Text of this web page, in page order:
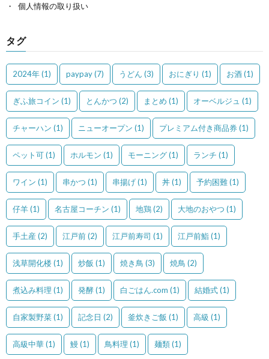
個人情報の取り扱い
タグ
2024年(1) paypay(7) うどん (3) おにぎり (1) お酒(1)
ぎふ旅コイン (1) とんかつ (2) まとめ (1) オーベルジュ (1)
チャーハン (1) ニューオープン (1) プレミアム付き商品券(1)
ペット可(1) ホルモン (1) モーニング(1) ランチ (1)
ワイン (1) 串かつ (1) 串揚げ(1) 丼(1) 予約困難(1)
仔羊(1) 名古屋コーチン (1) 地鶏(2) 大地のおやつ (1)
手土産 (2) 江戸前(2) 江戸前寿司 (1) 江戸前鮨(1)
浅草開化楼(1) 炒飯 (1) 焼き鳥 (3) 焼鳥 (2)
煮込み料理 (1) 発酵(1) 白ごはん.com (1) 結婚式(1)
自家製野菜(1) 記念日 (2) 釜炊きご飯 (1) 高級 (1)
高級中華(1) 鰻(1) 鳥料理 (1) 麺類(1)